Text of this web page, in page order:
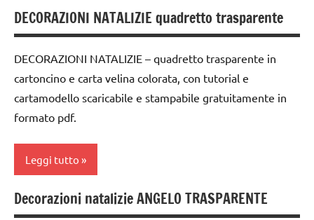
didattico
per
STAGIONI
TUTTI GLI
PER ETA'
ARTICOLI
TUTORIAL
TUTTI GLI
ARGOMENTI
PER ETA'
TUTTI GLI
ARTICOLI
dai
anni
DOWNLOAD
FESTE
GUIDA
DIDATTICA
WALDORF
1a
settimana
di
avvento
2a
settimana
arte
DECORAZIONI NATALIZIE quadretto trasparente
DECORAZIONI NATALIZIE – quadretto trasparente in
cartoncino e carta velina colorata, con tutorial e
cartamodello scaricabile e stampabile gratuitamente in
formato pdf.
Leggi tutto
arte
Decorazioni natalizie ANGELO TRASPARENTE